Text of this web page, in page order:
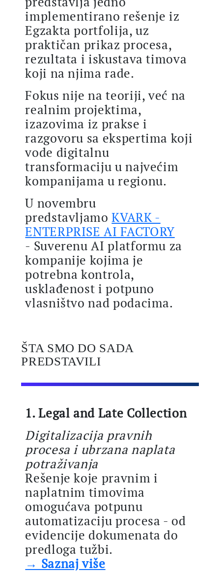
implementirano rešenje iz
Egzakta portfolija, uz
praktičan prikaz procesa,
rezultata i iskustava timova
koji na njima rade.
Fokus nije na teoriji, već na
realnim projektima,
izazovima iz prakse i
razgovoru sa ekspertima koji
vode digitalnu
transformaciju u najvećim
kompanijama u regionu.
U novembru
predstavljamoKVARK -
ENTERPRISE AI FACTORY
- Suverenu AI platformu za
kompanije kojima je
potrebna kontrola,
usklađenost i potpuno
vlasništvo nad podacima.
ŠTA SMO DO SADA
PREDSTAVILI
1. Legal and Late Collection
Digitalizacija pravnih
procesa i ubrzana naplata
potraživanja
Rešenje koje pravnim i
naplatnim timovima
omogućava potpunu
automatizaciju procesa - od
evidencije dokumenata do
predloga tužbi.
→ Saznaj više